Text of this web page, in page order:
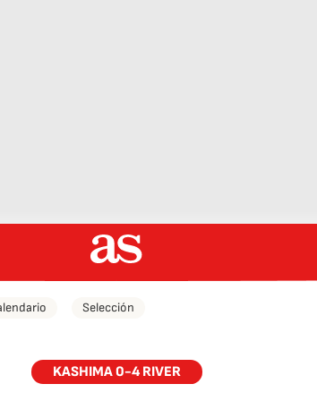
Selección
KASHIMA 0-4 RIVER